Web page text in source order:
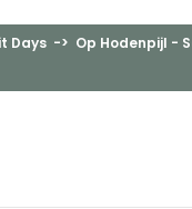
-> Op Hodenpijl -